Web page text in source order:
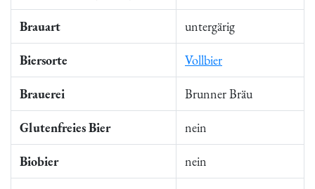
Brauart untergärig
Biersorte Vollbier
Brauerei Brunner Bräu
Glutenfreies Bier nein
Biobier nein